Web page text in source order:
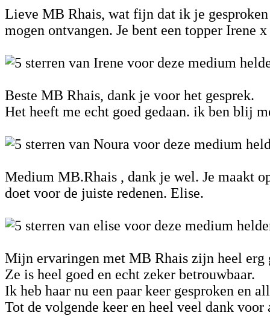
Lieve MB Rhais, wat fijn dat ik je
mogen ontvangen. Je bent een topper Irene x
Beste MB Rhais, dank je voor het gesprek.
Het heeft me echt goed gedaan. ik ben blij
Medium MB.Rhais , dank je wel. Je maakt
doet voor de juiste redenen. Elise.
Mijn ervaringen met MB Rhais zijn heel
Ze is heel goed en echt zeker betrouwbaar.
Ik heb haar nu een paar keer gesproken en
Tot de volgende keer en heel veel dank